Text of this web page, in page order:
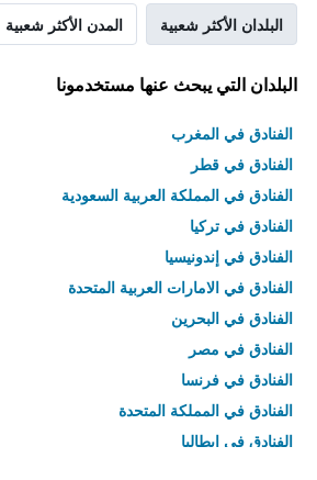
البلدان الأكثر شعبية المدن الأكثر شعبية
البلدان التي يبحث عنها مستخدمونا
الفنادق في المغرب
الفنادق في قطر
الفنادق في المملكة العربية السعودية
الفنادق في تركيا
الفنادق في إندونيسيا
الفنادق في الامارات العربية المتحدة
الفنادق في البحرين
الفنادق في مصر
الفنادق في فرنسا
الفنادق في المملكة المتحدة
الفنادق في إيطاليا